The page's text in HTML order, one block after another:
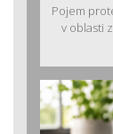
Pojem
v oblasti